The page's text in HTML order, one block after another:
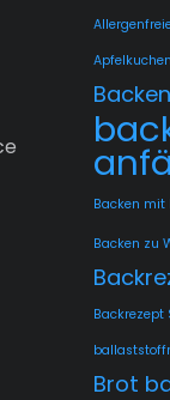
Backen
Backen mit
Backen zu
Backrezept
Brot